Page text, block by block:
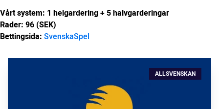
Vårt system: 1 helgardering + 5 halvgarderingar
Rader: 96 (SEK)
Bettingsida: SvenskaSpel
ALLSVENSKAN